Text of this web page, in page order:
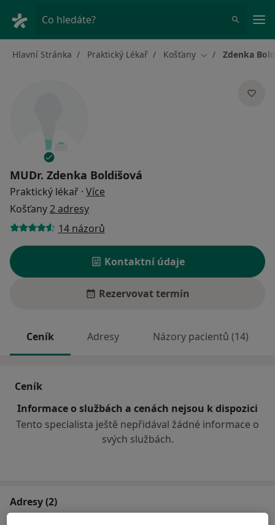
Co hledáte?
Hlavní Stránka Praktický Lékař Košťany Změna města
Zdenka
MUDr. Zdenka Boldišová
Praktický lékař · Více
Košťany2 adresy
14 názorů
Kontaktní údaje
Rezervovat termín
Ceník Adresy Názory pacientů (14)
Ceník
Informace o službách a cenách nejsou k dispozici
Tento specialista ještě nepřidával žádné informace o
svých službách.
Adresy (2)